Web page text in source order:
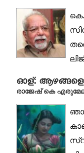
ഓള്: ആഴങ്ങളെ
രാജേഷ് കെ